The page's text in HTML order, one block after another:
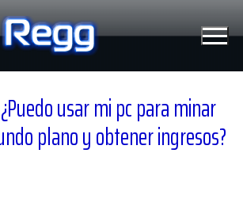
Tecnología
usar mi pc para minar
plano y obtener ingresos?